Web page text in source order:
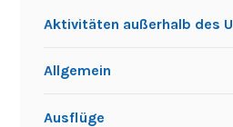
Aktivitäten außerhalb des
Allgemein
Ausflüge